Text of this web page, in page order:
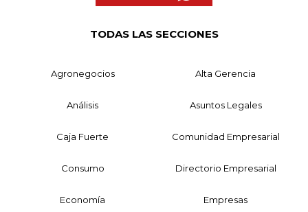
TODAS LAS SECCIONES
Agronegocios Alta Gerencia
Análisis Asuntos Legales
Caja Fuerte Comunidad Empresarial
Consumo Directorio Empresarial
Economía Empresas